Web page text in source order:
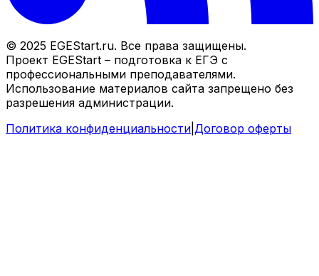
© 2025 EGEStart.ru. Все права защищены.
Проект EGEStart – подготовка к ЕГЭ с
профессиональными преподавателями.
Использование материалов сайта запрещено без
разрешения администрации.
Политика конфиденциальности Договор оферты